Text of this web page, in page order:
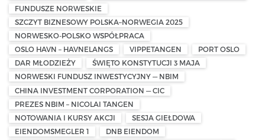
FUNDUSZE NORWESKIE
SZCZYT BIZNESOWY POLSKA–NORWEGIA 2025
NORWESKO-POLSKO WSPÓŁPRACA
OSLO HAVN – HAVNELANGS
VIPPETANGEN
PORT OSLO
DAR MŁODZIEŻY
ŚWIĘTO KONSTYTUCJI 3 MAJA
NORWESKI FUNDUSZ INWESTYCYJNY — NBIM
CHINA INVESTMENT CORPORATION — CIC
PREZES NBIM – NICOLAI TANGEN
NOTOWANIA I KURSY AKCJI
SESJA GIEŁDOWA
EIENDOMSMEGLER 1
DNB EIENDOM